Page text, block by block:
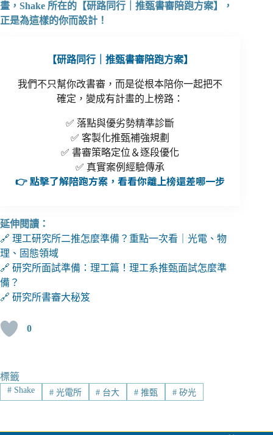
畫，Shake 所在的【研路同行｜推甄書審陪跑方案】，
正是為這樣的你而設計！
【研路同行｜推甄書審陪跑方案】
我們不只幫你改書審，而是從根本陪你一起把不
確定，變成有計畫的上榜路：
✅ 落點與優劣勢精準診斷
✅ 客製化推甄補強規劃
✅ 書審策略定位＆逐段優化
✅ 真實案例經驗傳承
👉 點擊了解陪跑方案，看看你離上榜還差哪一步
延伸閱讀：
🔗 理工研究所二推怎麼準備？重點一次看｜光電、物
理、固態領域
🔗 研究所面試準備：理工篇！理工系推甄面試怎麼準
備？
🔗 研究所書審大秘笈
0
標籤
#Shake #光電所 # 台大 # 推甄 # 矽光